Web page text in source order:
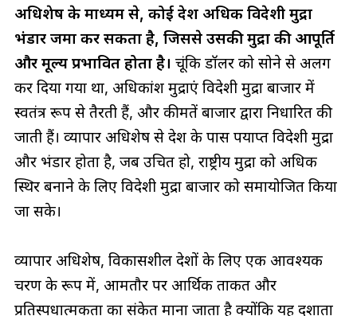
अधिशेष के माध्यम से, कोई देश अधिक विदेशी मुद्रा
भंडार जमा कर सकता है, जिससे उसकी मुद्रा की आपूर्ति
और मूल्य प्रभावित होता है। चूंकि डॉलर को सोने से अलग
कर दिया गया था, अधिकांश मुद्राएं विदेशी मुद्रा बाजार में
स्वतंत्र रूप से तैरती हैं, और कीमतें बाजार द्वारा निर्धारित की
जाती हैं। व्यापार अधिशेष से देश के पास पर्याप्त विदेशी मुद्रा
और भंडार होता है, जब उचित हो, राष्ट्रीय मुद्रा को अधिक
स्थिर बनाने के लिए विदेशी मुद्रा बाजार को समायोजित किया
जा सके।
व्यापार अधिशेष, विकासशील देशों के लिए एक आवश्यक
चरण के रूप में, आमतौर पर आर्थिक ताकत और
प्रतिस्पर्धात्मकता का संकेत माना जाता है क्योंकि यह दर्शाता